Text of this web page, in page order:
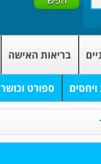
בריאות האישה
ויחסים ספורט וכושר